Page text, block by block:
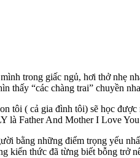
trong giấc ngủ, hơi thở nhẹ
thấy “các chàng trai” chuyền
tôi ( cả gia đình tôi) sẽ học
là Father And Mother I Love
bằng những điểm trọng yếu
kiến thức đã từng biết bỗng trở